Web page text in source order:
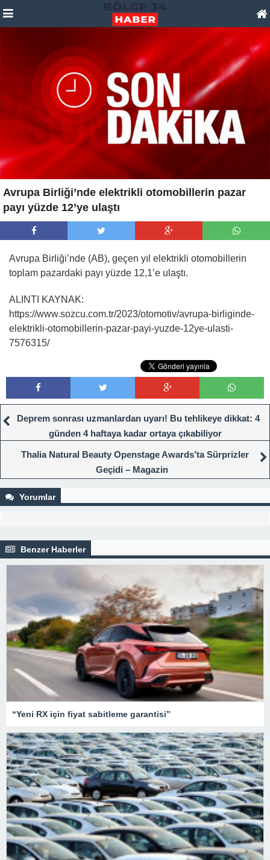
Avrupa Birliği’nde elektrikli otomobillerin pazar
payı yüzde 12’ye ulaştı
Avrupa Birliği’nde (AB), geçen yıl elektrikli otomobillerin
toplam pazardaki payı yüzde 12,1’e ulaştı.
ALINTI KAYNAK:
https://www.sozcu.com.tr/2023/otomotiv/avrupa-birliginde-
elektrikli-otomobillerin-pazar-payi-yuzde-12ye-ulasti-
7576315/
Deprem sonrası uzmanlardan uyarı! Bu tehlikeye dikkat: 4
günden 4 haftaya kadar ortaya çıkabiliyor
Thalia Natural Beauty Openstage Awards’ta Sürprizler
Geçidi – Magazin
Yorumlar
Benzer Haberler
“Yeni RX için fiyat sabitleme garantisi”